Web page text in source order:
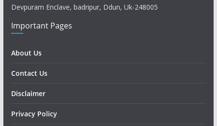
Devpuram Enclave, badripur, Ddun, Uk-248005
Important Pages
About Us
Contact Us
Disclaimer
Privacy Policy